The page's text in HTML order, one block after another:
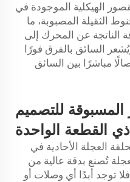
الهيكلية الموجودة في
الثقيلة المصبوبة، ما
الناتجة عن المحرك إلى
السائق بالفرق فورًا
مباشرًا بين السائق
المسبوقة للتصميم
ذي القطعة الواحدة
العجلة الأحادية في
تُصنع بدقة عالية من
توجد أبدًا أي وصلات أو